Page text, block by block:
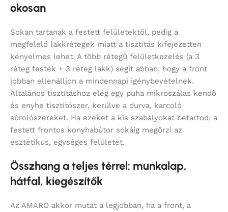
okosan
Sokan tartanak a festett felületektől, pedig a
megfelelő lakkrétegek miatt a tisztítás kifejezetten
kényelmes lehet. A több rétegű felületkezelés (a 3
réteg festék + 3 réteg lakk) segít abban, hogy a front
jobban ellenálljon a mindennapi igénybevételnek.
Általános tisztításhoz elég egy puha mikroszálas kendő
és enyhe tisztítószer, kerülve a durva, karcoló
súrolószereket. Ha ezeket a kis szabályokat betartod, a
festett frontos konyhabútor sokáig megőrzi az
esztétikus, egységes felületet.
Összhang a teljes térrel: munkalap,
hátfal, kiegészítők
Az AMARO akkor mutat a legjobban, ha a front, a